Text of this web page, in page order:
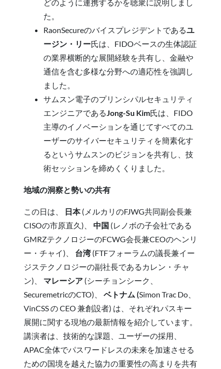
どのように連携するかを聴衆に説明しまし
た。
RaonSecureのバイスプレジデントであるユ
ージン・リー氏は、FIDOベースの生体認証
の業界横断的な展開経験を共有し、金融や
通信を含む多様な分野への適応性を強調し
ました。
サムスン電子のプリンシパルセキュリティ
エンジニアであるJong-Su Kim氏は、FIDO
主導のイノベーションを通じてすべてのユ
ーザーのサイバーセキュリティを簡素化す
るというサムスンのビジョンを共有し、技
術セッションを締めくくりました。
地域の洞察と勢いの共有
この日は、 日本(メルカリのFJWG共同副会長兼
CISOの市原直久)、
中国 (レノボの子会社である
GMRZテクノロジーのFCWG会長兼CEOのヘンリ
ー・チャイ)、
台湾(FTFフォーラムの議長兼イー
ジステクノロジーの副社長であるカレン・チャ
ン)、
マレーシア (シーチョンシーク、
SecuremetricのCTO)、
ベトナム (Simon Trac Do、
VinCSS の CEO 兼創設者) は、それぞれパスキー
展開に関する現地の最新情報を紹介しています。
講演者は、技術的な課題、ユーザーの採用、
APAC全体でパスワードレスの未来を加速させる
ための国境を越えた協力の重要性の高まりを共有